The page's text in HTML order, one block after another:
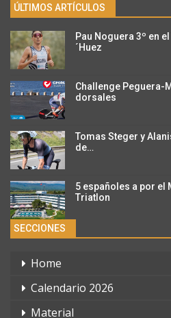
ÚLTIMOS ARTÍCULOS
Pau Noguera 3º en
´Huez
Challenge Peguera-
dorsales
Tomas Steger y
de…
5 españoles a por el
Triatlon
SECCIONES
Home
Calendario 2026
Material